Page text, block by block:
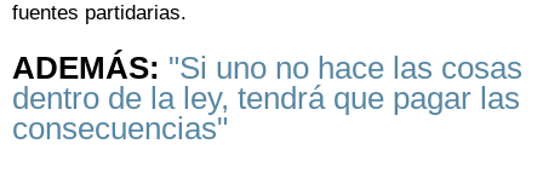
fuentes partidarias.
ADEMÁS: "Si uno no hace las cosas
dentro de la ley, tendrá que pagar las
consecuencias"